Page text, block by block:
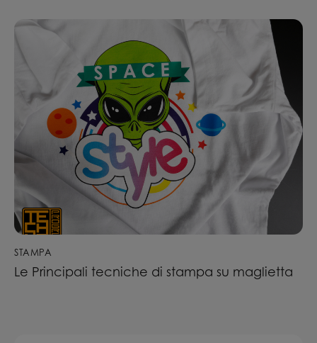
STAMPA
Le Principali tecniche di stampa su maglietta